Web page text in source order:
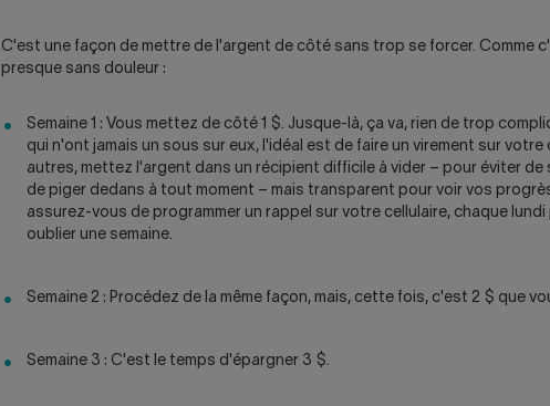
C'est une façon de mettre de l'argent de côté sans trop se forcer. Comme
presque sans douleur :
Semaine 1 : Vous mettez de côté 1 $. Jusque-là, ça va, rien de trop
qui n'ont jamais un sous sur eux, l'idéal est de faire un virement sur votre
autres, mettez l'argent dans un récipient difficile à vider – pour éviter
de piger dedans à tout moment – mais transparent pour voir vos
assurez-vous de programmer un rappel sur votre cellulaire, chaque lundi
oublier une semaine.
Semaine 2 : Procédez de la même façon, mais, cette fois, c'est 2 $ que
Semaine 3 : C'est le temps d'épargner 3 $.